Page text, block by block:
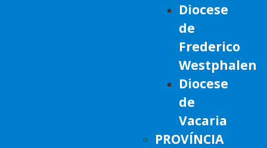
Diocese
de
Frederico
Westphalen
Diocese
de
Vacaria
PROVÍNCIA